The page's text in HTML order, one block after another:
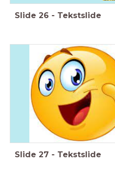
Slide 26 - Tekstslide
Slide 27 - Tekstslide